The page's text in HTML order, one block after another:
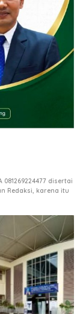
disertai
Redaksi, karena itu